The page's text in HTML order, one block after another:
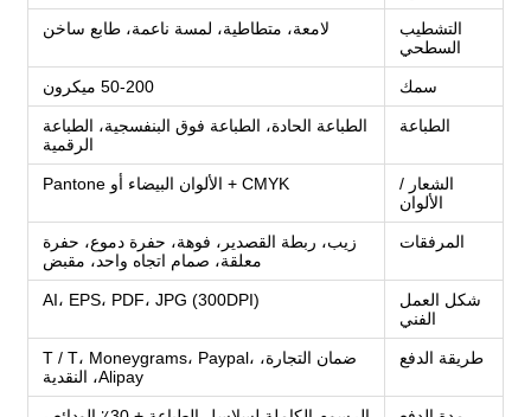
التشطيب
السطحي
لامعة، متطاطية، لمسة ناعمة، طابع ساخن
سمك 50-200 ميكرون
الطباعة
الطباعة الحادة، الطباعة فوق البنفسجية، الطباعة
الرقمية
الشعار /
الألوان
CMYK + الألوان البيضاء أو Pantone
المرفقات
زيب، ربطة القصدير، فوهة، حفرة دموع، حفرة
معلقة، صمام اتجاه واحد، مقبض
شكل العمل
الفني
AI، EPS، PDF، JPG (300DPI)
طريقة الدفع
ضمان التجارة، T / T، Moneygrams، Paypal،
Alipay، النقدية